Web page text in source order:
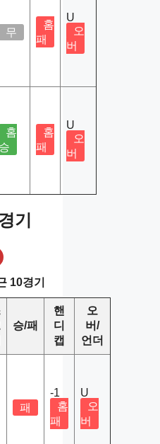
무
홈
패
U
오
버
홈
승
홈
패
U
오
버
기
10경기
승/패
핸
디
캡
오
버/
언더
패
-1
홈
패
U
오
버